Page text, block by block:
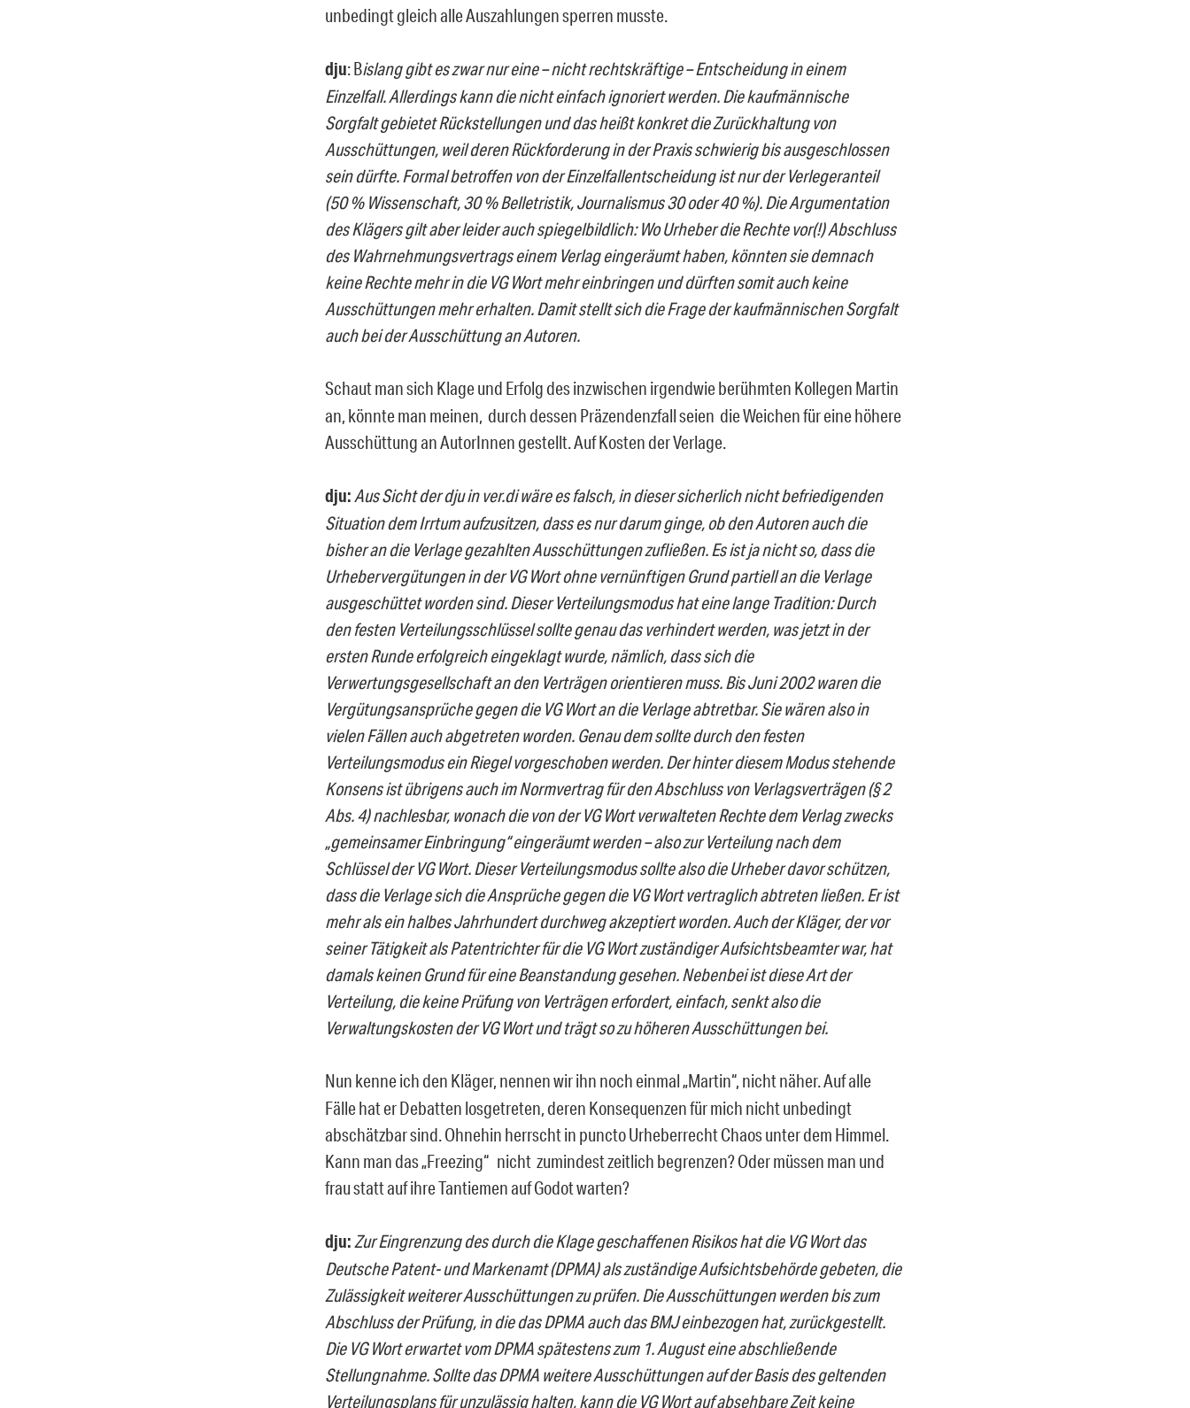
unbedingt gleich alle Auszahlungen sperren musste.
dju: Bislang gibt es zwar nur eine – nicht rechtskräftige – Entscheidung in einem
Einzelfall. Allerdings kann die nicht einfach ignoriert werden. Die kaufmännische
Sorgfalt gebietet Rückstellungen und das heißt konkret die Zurückhaltung von
Ausschüttungen, weil deren Rückforderung in der Praxis schwierig bis ausgeschlossen
sein dürfte. Formal betroffen von der Einzelfallentscheidung ist nur der Verlegeranteil
(50 % Wissenschaft, 30 % Belletristik, Journalismus 30 oder 40 %). Die Argumentation
des Klägers gilt aber leider auch spiegelbildlich: Wo Urheber die Rechte vor(!) Abschluss
des Wahrnehmungsvertrags einem Verlag eingeräumt haben, könnten sie demnach
keine Rechte mehr in die VG Wort mehr einbringen und dürften somit auch keine
Ausschüttungen mehr erhalten. Damit stellt sich die Frage der kaufmännischen Sorgfalt
auch bei der Ausschüttung an Autoren.
Schaut man sich Klage und Erfolg des inzwischen irgendwie berühmten Kollegen Martin
an, könnte man meinen, durch dessen Präzendenzfall seien die Weichen für eine höhere
Ausschüttung an AutorInnen gestellt. Auf Kosten der Verlage.
dju: Aus Sicht der dju in ver.di wäre es falsch, in dieser sicherlich nicht befriedigenden
Situation dem Irrtum aufzusitzen, dass es nur darum ginge, ob den Autoren auch die
bisher an die Verlage gezahlten Ausschüttungen zufließen. Es ist ja nicht so, dass die
Urhebervergütungen in der VG Wort ohne vernünftigen Grund partiell an die Verlage
ausgeschüttet worden sind. Dieser Verteilungsmodus hat eine lange Tradition: Durch
den festen Verteilungsschlüssel sollte genau das verhindert werden, was jetzt in der
ersten Runde erfolgreich eingeklagt wurde, nämlich, dass sich die
Verwertungsgesellschaft an den Verträgen orientieren muss. Bis Juni 2002 waren die
Vergütungsansprüche gegen die VG Wort an die Verlage abtretbar. Sie wären also in
vielen Fällen auch abgetreten worden. Genau dem sollte durch den festen
Verteilungsmodus ein Riegel vorgeschoben werden. Der hinter diesem Modus stehende
Konsens ist übrigens auch im Normvertrag für den Abschluss von Verlagsverträgen (§ 2
Abs. 4) nachlesbar, wonach die von der VG Wort verwalteten Rechte dem Verlag zwecks
„gemeinsamer Einbringung“ eingeräumt werden – also zur Verteilung nach dem
Schlüssel der VG Wort. Dieser Verteilungsmodus sollte also die Urheber davor schützen,
dass die Verlage sich die Ansprüche gegen die VG Wort vertraglich abtreten ließen. Er ist
mehr als ein halbes Jahrhundert durchweg akzeptiert worden. Auch der Kläger, der vor
seiner Tätigkeit als Patentrichter für die VG Wort zuständiger Aufsichtsbeamter war, hat
damals keinen Grund für eine Beanstandung gesehen. Nebenbei ist diese Art der
Verteilung, die keine Prüfung von Verträgen erfordert, einfach, senkt also die
Verwaltungskosten der VG Wort und trägt so zu höheren Ausschüttungen bei.
Nun kenne ich den Kläger, nennen wir ihn noch einmal „Martin“, nicht näher. Auf alle
Fälle hat er Debatten losgetreten, deren Konsequenzen für mich nicht unbedingt
abschätzbar sind. Ohnehin herrscht in puncto Urheberrecht Chaos unter dem Himmel.
Kann man das „Freezing“ nicht zumindest zeitlich begrenzen? Oder müssen man und
frau statt auf ihre Tantiemen auf Godot warten?
dju:Zur Eingrenzung des durch die Klage geschaffenen Risikos hat die VG Wort das
Deutsche Patent- und Markenamt (DPMA) als zuständige Aufsichtsbehörde gebeten, die
Zulässigkeit weiterer Ausschüttungen zu prüfen. Die Ausschüttungen werden bis zum
Abschluss der Prüfung, in die das DPMA auch das BMJ einbezogen hat, zurückgestellt.
Die VG Wort erwartet vom DPMA spätestens zum 1. August eine abschließende
Stellungnahme. Sollte das DPMA weitere Ausschüttungen auf der Basis des geltenden
Verteilungsplans für unzulässig halten, kann die VG Wort auf absehbare Zeit keine